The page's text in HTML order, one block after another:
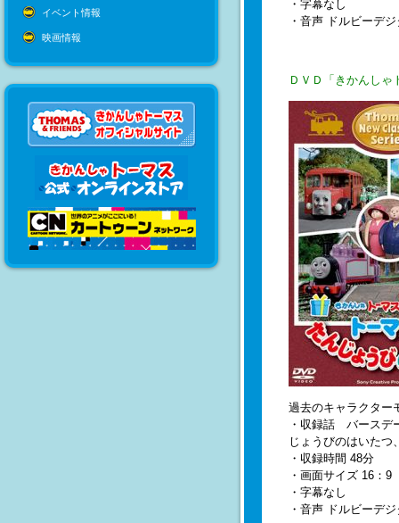
イベント情報
映画情報
・字幕なし
・音声 ドルビーデ
ＤＶＤ「きかんし
過去のキャラクター
・収録話 バースデ
じょうびのはいたつ
・収録時間 48分
・画面サイズ 16：9
・字幕なし
・音声 ドルビーデ